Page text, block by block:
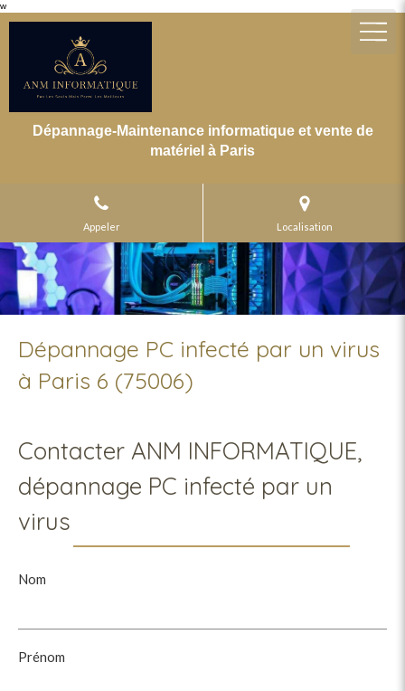
w
Dépannage-Maintenance informatique et vente de
matériel à Paris
Appeler Localisation
Dépannage PC infecté par un virus
à Paris 6 (75006)
Contacter ANM INFORMATIQUE,
dépannage PC infecté par un
virus
Nom
Prénom